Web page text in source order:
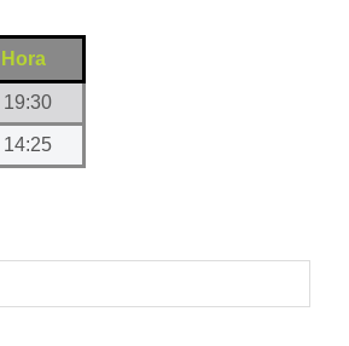
Hora
19:30
14:25